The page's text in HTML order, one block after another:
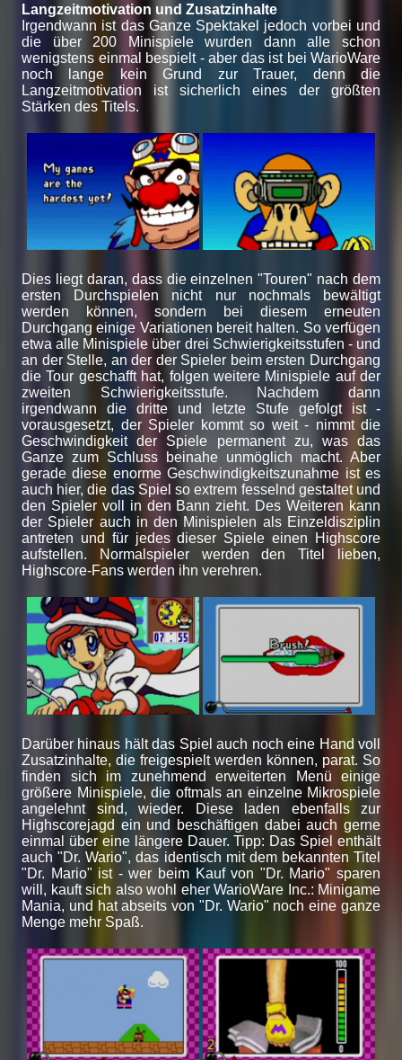
Langzeitmotivation und Zusatzinhalte
Irgendwann ist das Ganze Spektakel jedoch vorbei und
die über 200 Minispiele wurden dann alle schon
wenigstens einmal bespielt - aber das ist bei WarioWare
noch lange kein Grund zur Trauer, denn die
Langzeitmotivation ist sicherlich eines der größten
Stärken des Titels.
Dies liegt daran, dass die einzelnen "Touren" nach dem
ersten Durchspielen nicht nur nochmals bewältigt
werden können, sondern bei diesem erneuten
Durchgang einige Variationen bereit halten. So verfügen
etwa alle Minispiele über drei Schwierigkeitsstufen - und
an der Stelle, an der der Spieler beim ersten Durchgang
die Tour geschafft hat, folgen weitere Minispiele auf der
zweiten Schwierigkeitsstufe. Nachdem dann
irgendwann die dritte und letzte Stufe gefolgt ist -
vorausgesetzt, der Spieler kommt so weit - nimmt die
Geschwindigkeit der Spiele permanent zu, was das
Ganze zum Schluss beinahe unmöglich macht. Aber
gerade diese enorme Geschwindigkeitszunahme ist es
auch hier, die das Spiel so extrem fesselnd gestaltet und
den Spieler voll in den Bann zieht. Des Weiteren kann
der Spieler auch in den Minispielen als Einzeldisziplin
antreten und für jedes dieser Spiele einen Highscore
aufstellen. Normalspieler werden den Titel lieben,
Highscore-Fans werden ihn verehren.
Darüber hinaus hält das Spiel auch noch eine Hand voll
Zusatzinhalte, die freigespielt werden können, parat. So
finden sich im zunehmend erweiterten Menü einige
größere Minispiele, die oftmals an einzelne Mikrospiele
angelehnt sind, wieder. Diese laden ebenfalls zur
Highscorejagd ein und beschäftigen dabei auch gerne
einmal über eine längere Dauer. Tipp: Das Spiel enthält
auch "Dr. Wario", das identisch mit dem bekannten Titel
"Dr. Mario" ist - wer beim Kauf von "Dr. Mario" sparen
will, kauft sich also wohl eher WarioWare Inc.: Minigame
Mania, und hat abseits von "Dr. Wario" noch eine ganze
Menge mehr Spaß.